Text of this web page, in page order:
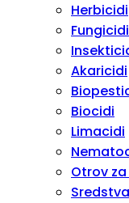
Herbicidi
Fungicidi
Akaricidi
Biocidi
Limacidi
Otrov